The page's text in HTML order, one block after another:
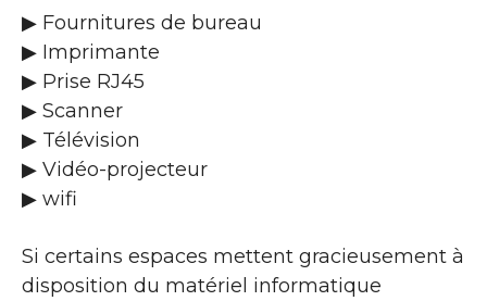
▶ Fournitures de bureau
▶ Imprimante
▶ Prise RJ45
▶ Scanner
▶ Télévision
▶ Vidéo-projecteur
▶ wifi
Si certains espaces mettent gracieusement à
disposition du matériel informatique